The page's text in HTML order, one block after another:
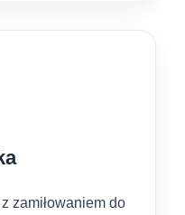
zamiłowaniem do